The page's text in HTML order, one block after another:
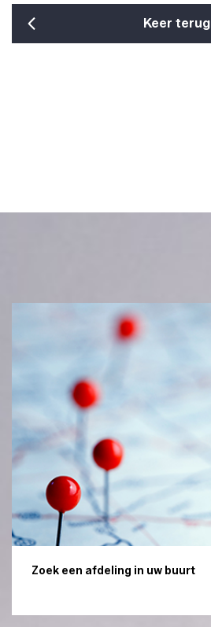
Keer terug
Zoek een afdeling in uw buurt